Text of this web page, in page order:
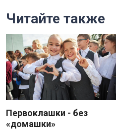
Читайте также
Первоклашки - без
«домашки»